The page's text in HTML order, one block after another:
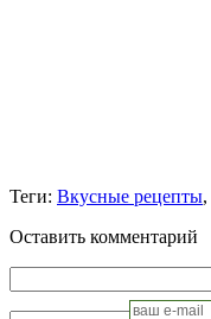
Теги: Вкусные рецепты,
Оставить комментарий